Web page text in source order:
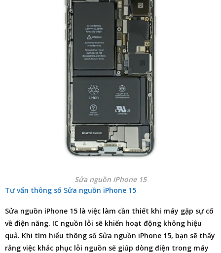
Sửa nguồn iPhone 15
Tư vấn thông số Sửa nguồn iPhone 15
Sửa nguồn iPhone 15 là việc làm cần thiết khi máy gặp sự cố
về điện năng. IC nguồn lỗi sẽ khiến hoạt động không hiệu
quả. Khi tìm hiểu thông số Sửa nguồn iPhone 15, bạn sẽ thấy
rằng việc khắc phục lỗi nguồn sẽ giúp dòng điện trong máy